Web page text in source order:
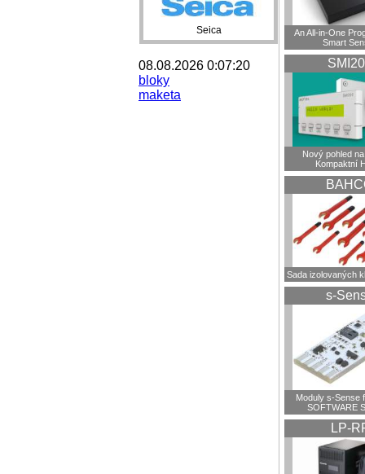
Seica
08.08.2026 0:07:20
bloky
maketa
An All-in-One
Smart
Nový pohled
Kompaktní
Sada izolovaných
s-
Moduly s-Sense
SOFTWARE
LP-